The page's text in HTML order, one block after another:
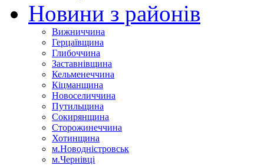
Новини з районів
Вижниччина
Герцаївщина
Глибоччина
Заставнівщина
Кельменеччина
Кіцманщина
Новоселиччина
Путильщина
Сокирянщина
Сторожинеччина
Хотинщина
м.Новодністровськ
м.Чернівці